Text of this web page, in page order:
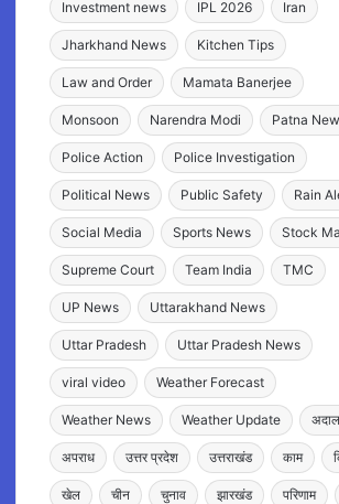
Investment news IPL 2026 Iran
Jharkhand News Kitchen Tips
Law and Order Mamata Banerjee
Monsoon Narendra Modi Patna
Police Action Police Investigation
Political News Public Safety Rain
Social Media Sports News Stock
Supreme Court Team India TMC
UP News Uttarakhand News
Uttar Pradesh Uttar Pradesh News
viral video Weather Forecast
Weather News Weather Update
अपराध उत्तर प्रदेश उत्तराखंड काम
खेल चीन चुनाव झारखंड परिणाम